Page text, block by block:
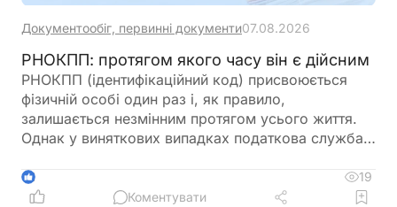
Документообіг, первинні документи07.08.2026
РНОКПП: протягом якого часу він є дійсним
РНОКПП (ідентифікаційний код) присвоюється
фізичній особі один раз і, як правило,
залишається незмінним протягом усього життя.
Однак у виняткових випадках податкова служба
Розповідаємо, коли це можливо, як
виправляються помилки в Державному реєстрі
1
19
Коментувати